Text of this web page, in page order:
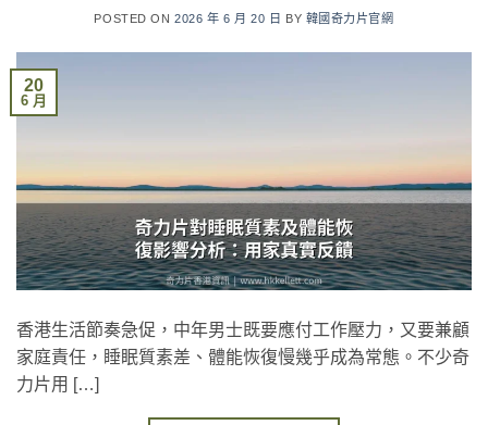
POSTED ON2026 年 6 月 20 日 BY 韓國奇力片官網
20
6 月
香港生活節奏急促，中年男士既要應付工作壓力，又要兼顧
家庭責任，睡眠質素差、體能恢復慢幾乎成為常態。不少奇
力片用 […]